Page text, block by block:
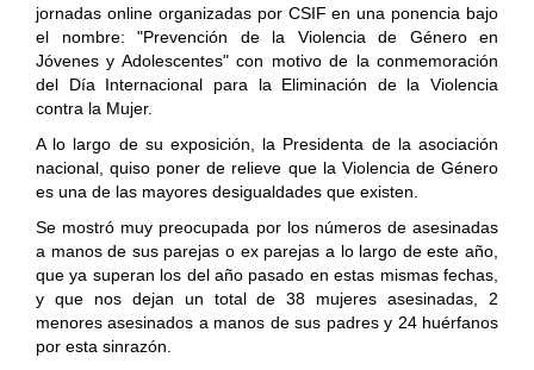
jornadas online organizadas por CSIF en una ponencia bajo
el nombre: "Prevención de la Violencia de Género en
Jóvenes y Adolescentes" con motivo de la conmemoración
del Día Internacional para la Eliminación de la Violencia
contra la Mujer.
A lo largo de su exposición, la Presidenta de la asociación
nacional, quiso poner de relieve que la Violencia de Género
es una de las mayores desigualdades que existen.
Se mostró muy preocupada por los números de asesinadas
a manos de sus parejas o ex parejas a lo largo de este año,
que ya superan los del año pasado en estas mismas fechas,
y que nos dejan un total de 38 mujeres asesinadas, 2
menores asesinados a manos de sus padres y 24 huérfanos
por esta sinrazón.